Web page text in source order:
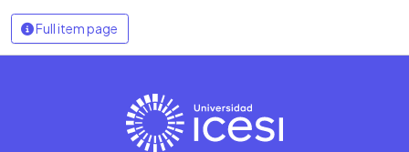
Full item page